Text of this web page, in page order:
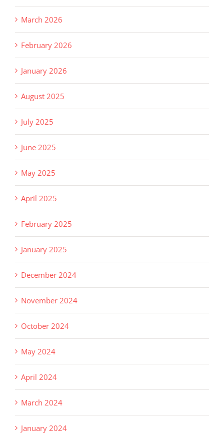
March 2026
February 2026
January 2026
August 2025
July 2025
June 2025
May 2025
April 2025
February 2025
January 2025
December 2024
November 2024
October 2024
May 2024
April 2024
March 2024
January 2024